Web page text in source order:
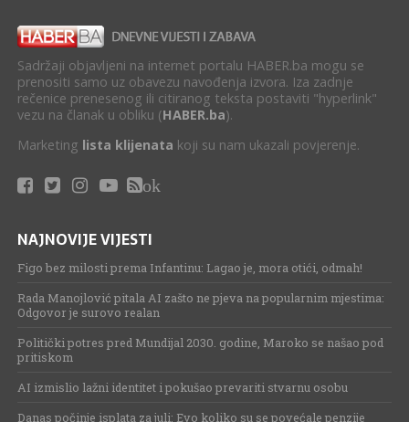
Sadržaji objavljeni na internet portalu HABER.ba mogu se
prenositi samo uz obavezu navođenja izvora. Iza zadnje
rečenice prenesenog ili citiranog teksta postaviti "hyperlink"
vezu na članak u obliku (HABER.ba).
Marketing lista klijenata koji su nam ukazali povjerenje.
ok
NAJNOVIJE VIJESTI
Figo bez milosti prema Infantinu: Lagao je, mora otići, odmah!
Rada Manojlović pitala AI zašto ne pjeva na popularnim mjestima:
Odgovor je surovo realan
Politički potres pred Mundijal 2030. godine, Maroko se našao pod
pritiskom
AI izmislio lažni identitet i pokušao prevariti stvarnu osobu
Danas počinje isplata za juli: Evo koliko su se povećale penzije